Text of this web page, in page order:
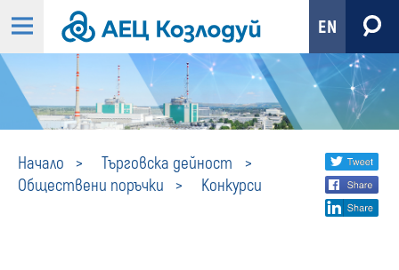
EN
Начало
Търговска дейност
Обществени поръчки
Конкурси
Конкурси
Share
social